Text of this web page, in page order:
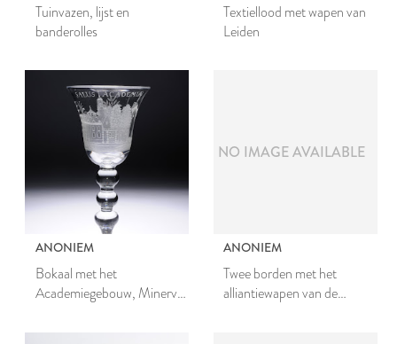
Tuinvazen, lijst en
banderolles
Textiellood met wapen van
Leiden
ANONIEM
Bokaal met het
Academiegebouw, Minerva
Academiae
NO IMAGE AVAILABLE
ANONIEM
Twee borden met het
alliantiewapen van de